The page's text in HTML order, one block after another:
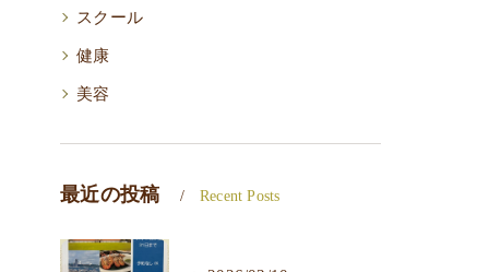
スクール
健康
美容
最近の投稿 Recent Posts